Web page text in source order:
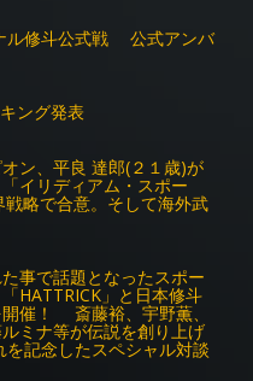
ル修斗公式戦 公式アンバ
ング発表
ン、平良 達郎(２１歳)が
イリディアム・スポー
略で合意。そして海外武
事で話題となったスポー
HATTRICK」と日本修斗
催！ 斎藤裕、宇野薫、
ミナ等が伝説を創り上げ
記念したスペシャル対談